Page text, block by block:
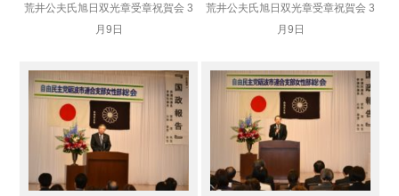
荒井公夫氏旭日双光章受章祝賀会 3
月9日
荒井公夫氏旭日双光章受章祝賀会 3
月9日